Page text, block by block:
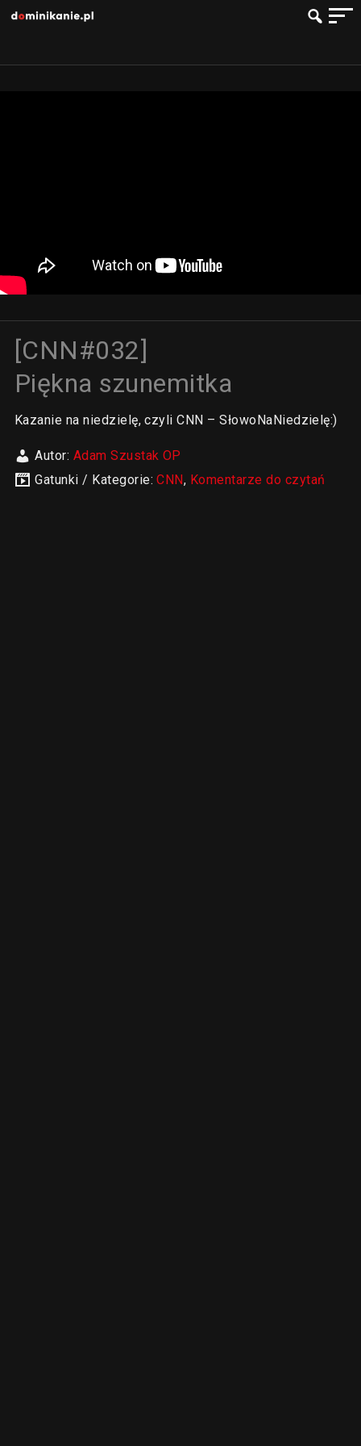
[CNN#032]
Piękna szunemitka
Kazanie na niedzielę, czyli CNN – SłowoNaNiedzielę:)
Autor: Adam Szustak OP
Gatunki / Kategorie:CNN, Komentarze do czytań